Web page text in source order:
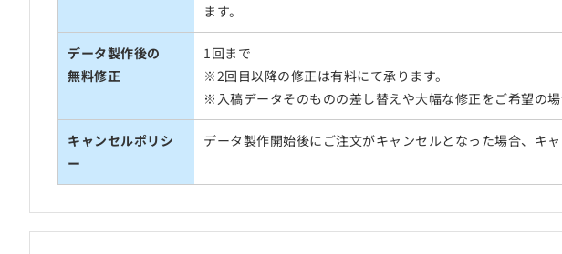
ます。
データ製作後の
無料修正
1回まで
※2回目以降の修正は有料にて承ります。
※入稿データそのものの差し替えや大幅な修正をご希望の場
キャンセルポリシ
ー
データ製作開始後にご注文がキャンセルとなった場合、キ